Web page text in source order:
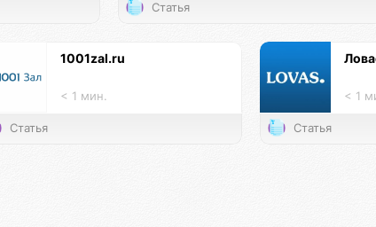
Статья
1001zal.ru
< 1 мин.
Статья
< 1
Статья